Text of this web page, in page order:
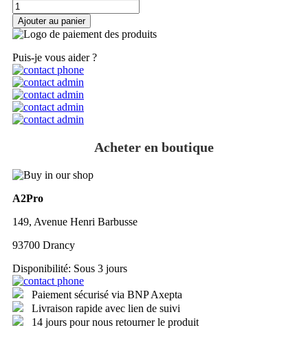
Ajouter au panier
Puis-je vous aider ?
Acheter en boutique
A2Pro
149, Avenue Henri Barbusse
93700 Drancy
Disponibilité: Sous 3 jours
Paiement sécurisé via BNP Axepta
Livraison rapide avec lien de suivi
14 jours pour nous retourner le produit